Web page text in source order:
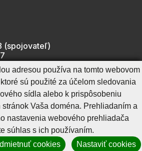
(spojovateľ)
Ochrana osobných údajov
Vyhlásenie o prístupnosti
Správca obsahu
GenerujeCMS BUXUS
adresou používa na tomto webovom
sú použité za účelom sledovania
sídla alebo k prispôsobeniu
Vaša doména. Prehliadaním a
nastavenia webového prehliadača
súhlas s ich používaním.
cookies Nastaviť cookies